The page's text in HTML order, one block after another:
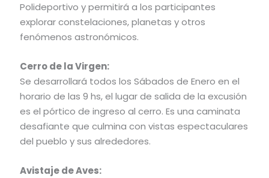
Polideportivo y permitirá a los participantes
explorar constelaciones, planetas y otros
fenómenos astronómicos.
Cerro de la Virgen:
Se desarrollará todos los Sábados de Enero en el
horario de las 9 hs, el lugar de salida de la excusión
es el pórtico de ingreso al cerro. Es una caminata
desafiante que culmina con vistas espectaculares
del pueblo y sus alrededores.
Avistaje de Aves: